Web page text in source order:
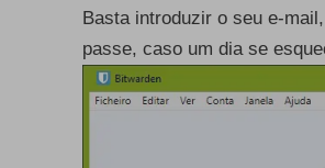
Basta introduzir o seu e-
passe, caso um dia se